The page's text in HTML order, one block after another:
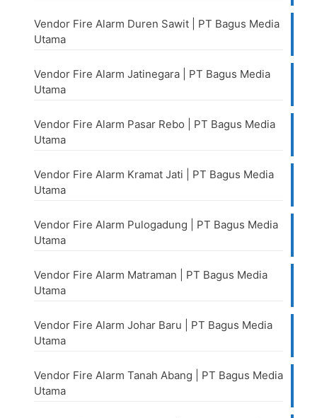
Vendor Fire Alarm Duren Sawit | PT Bagus Media
Utama
Vendor Fire Alarm Jatinegara | PT Bagus Media
Utama
Vendor Fire Alarm Pasar Rebo | PT Bagus Media
Utama
Vendor Fire Alarm Kramat Jati | PT Bagus Media
Utama
Vendor Fire Alarm Pulogadung | PT Bagus Media
Utama
Vendor Fire Alarm Matraman | PT Bagus Media
Utama
Vendor Fire Alarm Johar Baru | PT Bagus Media
Utama
Vendor Fire Alarm Tanah Abang | PT Bagus Media
Utama